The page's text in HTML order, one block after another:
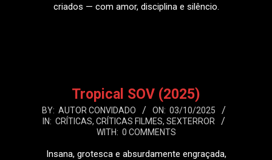
criados — com amor, disciplina e silêncio.
Tropical SOV (2025)
2025-
10-
BY: AUTOR CONVIDADO ON: 03/10/2025
IN: CRÍTICAS, CRÍTICAS FILMES, SEXTERROR
WITH: 0 COMMENTS
Insana, grotesca e absurdamente engraçada,